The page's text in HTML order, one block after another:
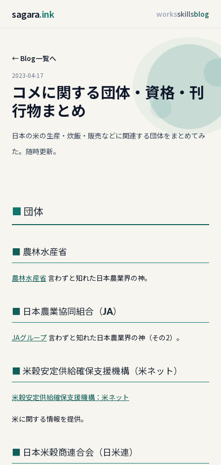
sagara.ink worksskillsblog
← Blog一覧へ
2023-04-17
コメに関する団体・資格・刊
行物まとめ
日本の米の生産・炊飯・販売などに関連する団体をまとめてみ
た。随時更新。
団体
農林水産省
農林水産省 言わずと知れた日本農業界の神。
日本農業協同組合（JA）
JAグループ 言わずと知れた日本農業界の神（その2）。
米穀安定供給確保支援機構（米ネット）
米穀安定供給確保支援機構：米ネット
米に関する情報を提供。
日本米穀商連合会（日米連）